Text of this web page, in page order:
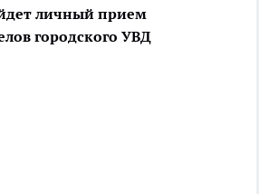
личный прием
городского УВД